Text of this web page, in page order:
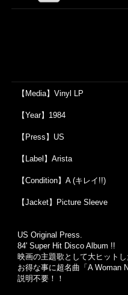
【Media】Vinyl LP
【Year】1984
【Press】US
【Label】Arista
【Condition】A (キレイ!!)
【Jacket】Picture Sleeve
US Original Press.
84' Super Hit Disco Album !!
映画の主題歌として大ヒット
お得な事に超名曲「A Woman
説明不要！！